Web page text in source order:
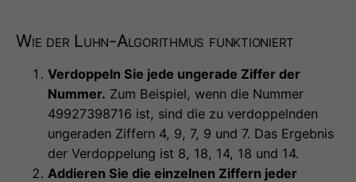
Wie der Luhn-Algorithmus funktioniert
Verdoppeln Sie jede ungerade Ziffer der
Nummer. Zum Beispiel, wenn die Nummer
49927398716 ist, sind die zu verdoppelnden
ungeraden Ziffern 4, 9, 7, 9 und 7. Das Ergebnis
der Verdoppelung ist 8, 18, 14, 18 und 14.
Addieren Sie die einzelnen Ziffern jeder